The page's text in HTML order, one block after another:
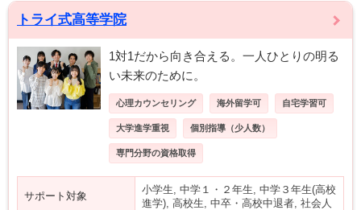
トライ式高等学院
1対1だから向き合える。一人ひとりの明る
い未来のために。
心理カウンセリング 海外留学可 自宅学習可
大学進学重視 個別指導（少人数）
専門分野の資格取得
サポート対象
小学生, 中学１・２年生, 中学３年生(高校
進学), 高校生, 中卒・高校中退者, 社会人